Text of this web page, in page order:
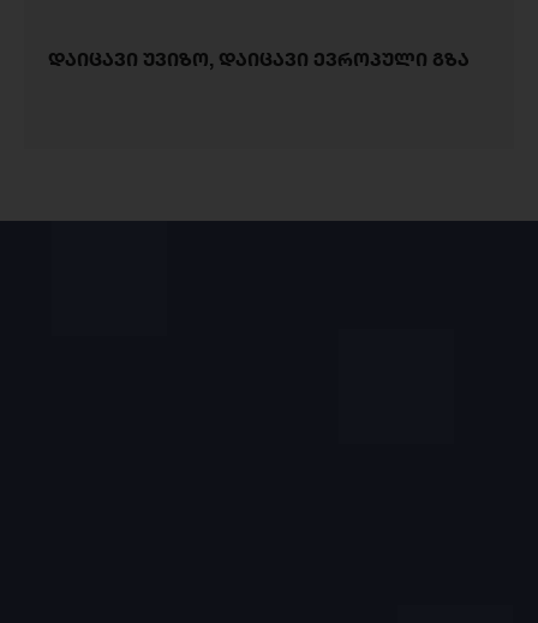
დაიცავი უვიზო, დაიცავი ევროპული გზა